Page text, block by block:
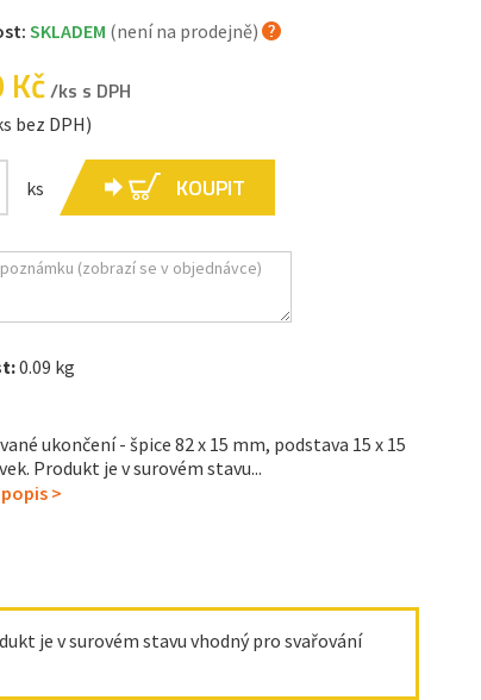
SKLADEM (není na prodejně)
/ks s DPH
bez DPH)
ks KOUPIT
0.09 kg
ukončení - špice 82 x 15 mm, podstava 15 x 15
Produkt je v surovém stavu...
>
je v surovém stavu vhodný pro svařování